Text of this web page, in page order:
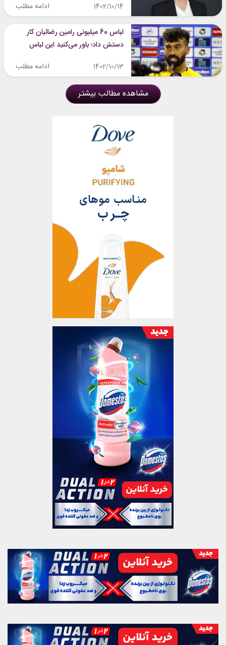
1402/10/14 ادامه مطلب
لباس 60 میلیونی رامین رضائیان کار
دستش داد؛ باور می‌کنید این لباس
1402/10/13 ادامه مطلب
مشاهده مطالب بیشتر